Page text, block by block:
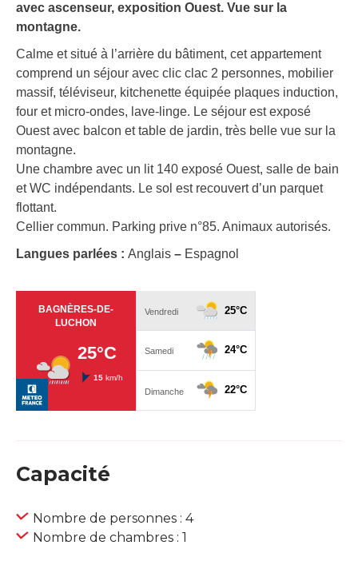
avec ascenseur, exposition Ouest. Vue sur la
montagne.
Calme et situé à l’arrière du bâtiment, cet appartement
comprend un séjour avec clic clac 2 personnes, mobilier
massif, téléviseur, kitchenette équipée plaques induction,
four et micro-ondes, lave-linge. Le séjour est exposé
Ouest avec balcon et table de jardin, très belle vue sur la
montagne.
Une chambre avec un lit 140 exposé Ouest, salle de bain
et WC indépendants. Le sol est recouvert d’un parquet
flottant.
Cellier commun. Parking prive n°85. Animaux autorisés.
Langues parlées : Anglais – Espagnol
Capacité
Nombre de personnes : 4
Nombre de chambres : 1